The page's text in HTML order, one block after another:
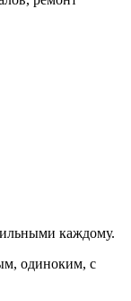
каждому.
одиноким, с